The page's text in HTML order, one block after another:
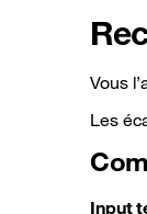
Vous
Les
Input